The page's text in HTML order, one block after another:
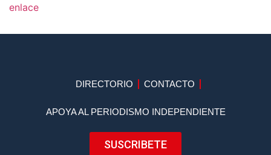
enlace
DIRECTORIO CONTACTO
APOYA AL PERIODISMO INDEPENDIENTE
SUSCRIBETE